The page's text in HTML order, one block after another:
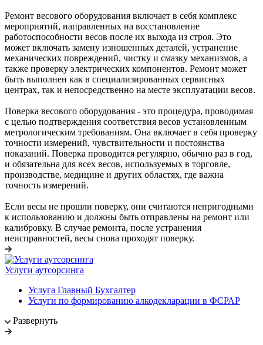
Ремонт весового оборудования включает в себя комплекс
мероприятий, направленных на восстановление
работоспособности весов после их выхода из строя. Это
может включать замену изношенных деталей, устранение
механических повреждений, чистку и смазку механизмов, а
также проверку электрических компонентов. Ремонт может
быть выполнен как в специализированных сервисных
центрах, так и непосредственно на месте эксплуатации весов.
Поверка весового оборудования - это процедура, проводимая
с целью подтверждения соответствия весов установленным
метрологическим требованиям. Она включает в себя проверку
точности измерений, чувствительности и постоянства
показаний. Поверка проводится регулярно, обычно раз в год,
и обязательна для всех весов, используемых в торговле,
производстве, медицине и других областях, где важна
точность измерений.
Если весы не прошли поверку, они считаются непригодными
к использованию и должны быть отправлены на ремонт или
калибровку. В случае ремонта, после устранения
неисправностей, весы снова проходят поверку.
Услуги аутсорсинга
Услуга Главный Бухгалтер
Услуги по формированию алкодекларации в ФСРАР
Развернуть